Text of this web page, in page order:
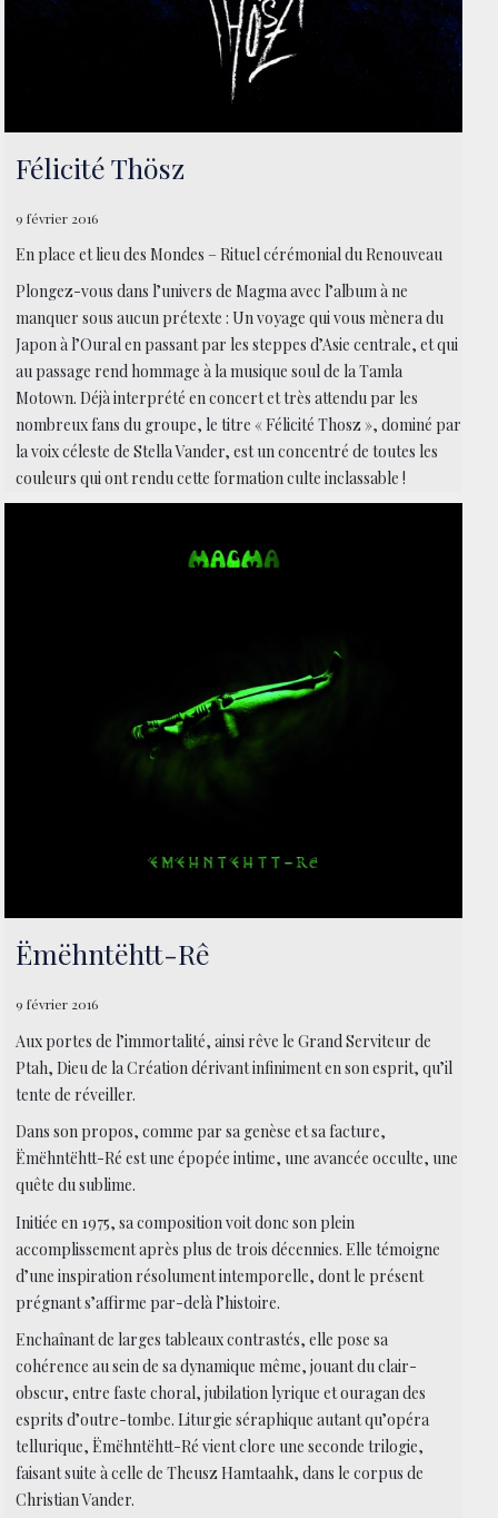
Félicité Thösz
9 février 2016
En place et lieu des Mondes – Rituel cérémonial du Renouveau
Plongez-vous dans l’univers de Magma avec l’album à ne
manquer sous aucun prétexte : Un voyage qui vous mènera du
Japon à l’Oural en passant par les steppes d’Asie centrale, et qui
au passage rend hommage à la musique soul de la Tamla
Motown. Déjà interprété en concert et très attendu par les
nombreux fans du groupe, le titre « Félicité Thosz », dominé par
la voix céleste de Stella Vander, est un concentré de toutes les
couleurs qui ont rendu cette formation culte inclassable !
Ëmëhntëhtt-Rê
9 février 2016
Aux portes de l’immortalité, ainsi rêve le Grand Serviteur de
Ptah, Dieu de la Création dérivant infiniment en son esprit, qu’il
tente de réveiller.
Dans son propos, comme par sa genèse et sa facture,
Ëmëhntëhtt-Ré est une épopée intime, une avancée occulte, une
quête du sublime.
Initiée en 1975, sa composition voit donc son plein
accomplissement après plus de trois décennies. Elle témoigne
d’une inspiration résolument intemporelle, dont le présent
prégnant s’affirme par-delà l’histoire.
Enchaînant de larges tableaux contrastés, elle pose sa
cohérence au sein de sa dynamique même, jouant du clair-
obscur, entre faste choral, jubilation lyrique et ouragan des
esprits d’outre-tombe. Liturgie séraphique autant qu’opéra
tellurique, Ëmëhntëhtt-Ré vient clore une seconde trilogie,
faisant suite à celle de Theusz Hamtaahk, dans le corpus de
Christian Vander.